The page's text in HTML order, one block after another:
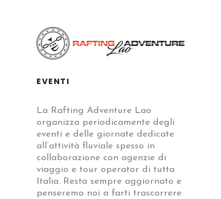
EVENTI
La Rafting Adventure Lao
organizza periodicamente degli
eventi e delle giornate dedicate
all’attività fluviale spesso in
collaborazione con agenzie di
viaggio e tour operator di tutta
Italia. Resta sempre aggiornato e
penseremo noi a farti trascorrere